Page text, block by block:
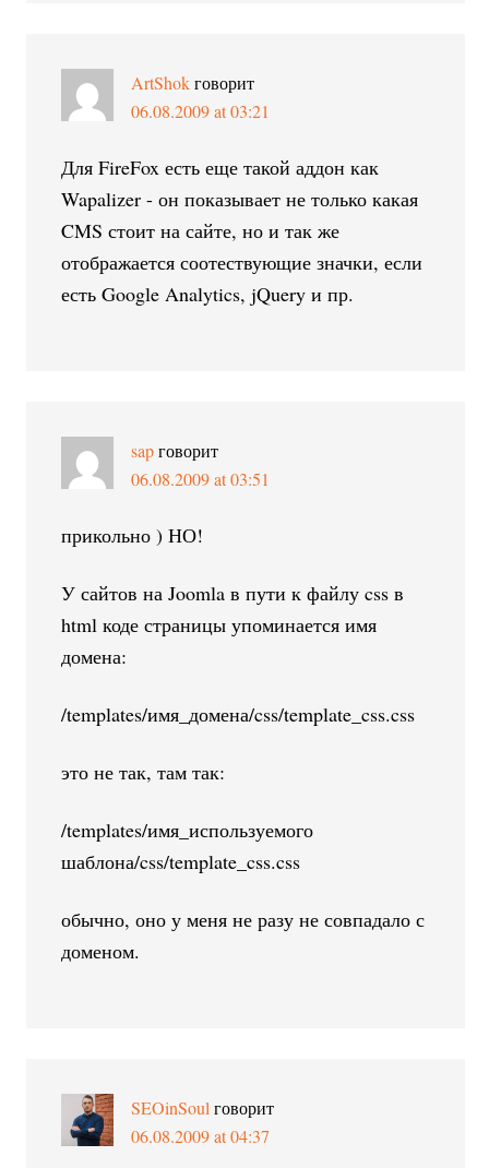
ArtShok говорит
06.08.2009 at 03:21
Для FireFox есть еще такой аддон как
Wapalizer - он показывает не только какая
CMS стоит на сайте, но и так же
отображается соотествующие значки, если
есть Google Analytics, jQuery и пр.
sap говорит
06.08.2009 at 03:51
прикольно ) НО!
У сайтов на Joomla в пути к файлу css в
html коде страницы упоминается имя
домена:
/templates/имя_домена/css/template_css.css
это не так, там так:
/templates/имя_используемого
шаблона/css/template_css.css
обычно, оно у меня не разу не совпадало с
доменом.
SEOinSoul говорит
06.08.2009 at 04:37